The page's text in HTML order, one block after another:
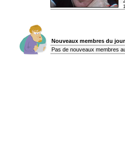
1
Nouveaux membres du jour
Pas de nouveaux membres